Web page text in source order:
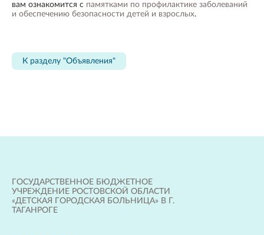
вам ознакомится с памятками по профилактике заболеваний
и обеспечению безопасности детей и взрослых.
К разделу "Объявления"
ГОСУДАРСТВЕННОЕ БЮДЖЕТНОЕ
УЧРЕЖДЕНИЕ РОСТОВСКОЙ ОБЛАСТИ
«ДЕТСКАЯ ГОРОДСКАЯ БОЛЬНИЦА» В Г.
ТАГАНРОГЕ